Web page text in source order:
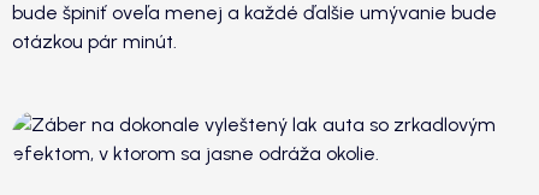
bude špiniť oveľa menej a každé ďalšie umývanie bude
otázkou pár minút.